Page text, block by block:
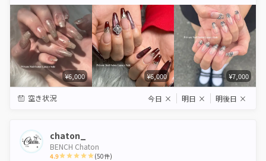
¥6,000 ¥6,000 ¥7,000
空き状況 今日 × 明日 × 明後日 ×
chaton_
BENCH Chaton
4.9 (50件)